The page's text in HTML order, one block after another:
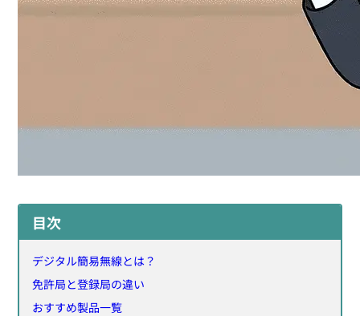
目次
デジタル簡易無線とは？
免許局と登録局の違い
おすすめ製品一覧